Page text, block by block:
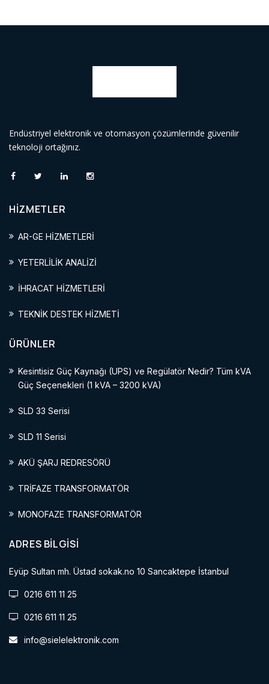
Endüstriyel elektronik ve otomasyon çözümlerinde güvenilir
teknoloji ortağınız.
HİZMETLER
AR-GE HİZMETLERİ
YETERLİLİK ANALİZİ
İHRACAT HİZMETLERİ
TEKNİK DESTEK HİZMETİ
ÜRÜNLER
Kesintisiz Güç Kaynağı (UPS) ve Regülatör Nedir? Tüm kVA
Güç Seçenekleri (1 kVA – 3200 kVA)
SLD 33 Serisi
SLD 11 Serisi
AKÜ ŞARJ REDRESÖRÜ
TRİFAZE TRANSFORMATÖR
MONOFAZE TRANSFORMATÖR
ADRES BİLGİSİ
Eyüp Sultan mh. Üstad sokak.no 10 Sancaktepe İstanbul
0216 611 11 25
0216 611 11 25
info@sielelektronik.com